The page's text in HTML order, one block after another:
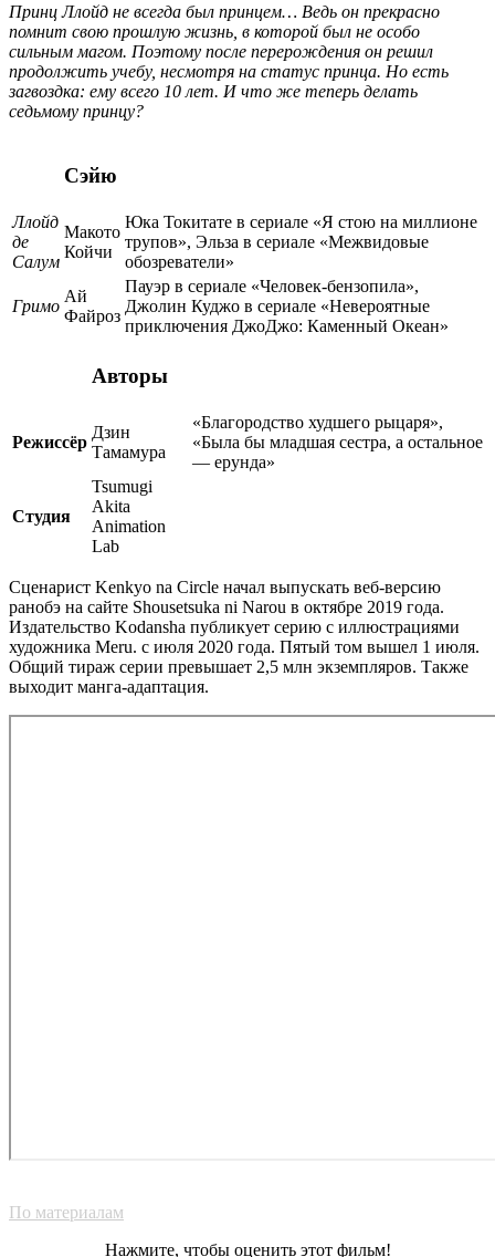
Принц Ллойд не всегда был принцем… Ведь он прекрасно
помнит свою прошлую жизнь, в которой был не особо
сильным магом. Поэтому после перерождения он решил
продолжить учебу, несмотря на статус принца. Но есть
загвоздка: ему всего 10 лет. И что же теперь делать
седьмому принцу?
Сэйю
Ллойд
де
Салум
Макото
Койчи
Юка Токитате в сериале «Я стою на миллионе
трупов», Эльза в сериале «Межвидовые
обозреватели»
Гримо
Ай
Файроз
Пауэр в сериале «Человек-бензопила»,
Джолин Куджо в сериале «Невероятные
приключения ДжоДжо: Каменный Океан»
Авторы
Режиссёр
Дзин
Тамамура
«Благородство худшего рыцаря»,
«Была бы младшая сестра, а остальное
— ерунда»
Студия
Tsumugi
Akita
Animation
Lab
Сценарист Kenkyo na Circle начал выпускать веб-версию
ранобэ на сайте Shousetsuka ni Narou в октябре 2019 года.
Издательство Kodansha публикует серию с иллюстрациями
художника Meru. с июля 2020 года. Пятый том вышел 1 июля.
Общий тираж серии превышает 2,5 млн экземпляров. Также
выходит манга-адаптация.
По материалам
Нажмите, чтобы оценить этот фильм!